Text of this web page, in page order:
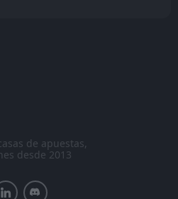
de apuestas,
desde 2013